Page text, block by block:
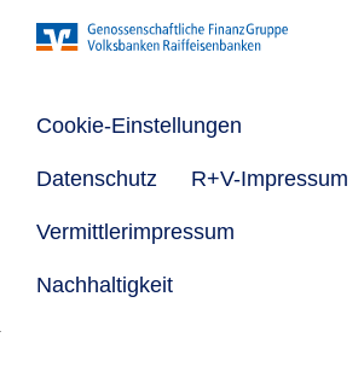
Cookie-Einstellungen
Datenschutz R+V-Impressum
Vermittlerimpressum
Nachhaltigkeit